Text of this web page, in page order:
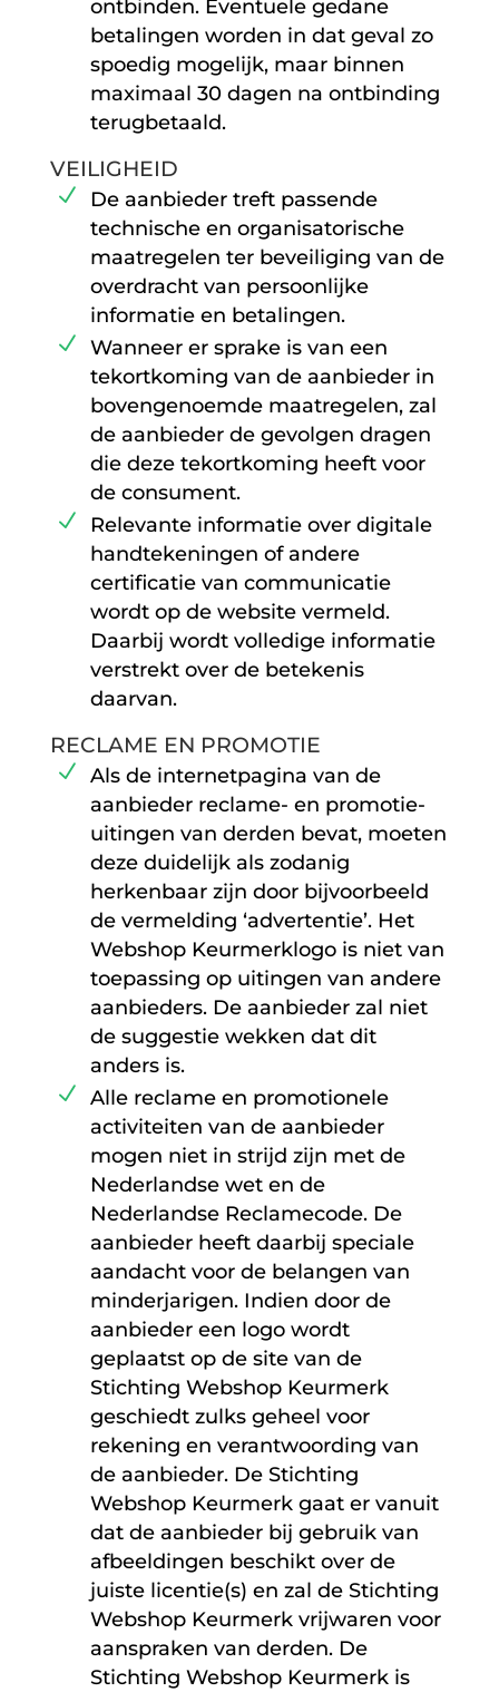
ontbinden. Eventuele gedane
betalingen worden in dat geval zo
spoedig mogelijk, maar binnen
maximaal 30 dagen na ontbinding
terugbetaald.
VEILIGHEID
De aanbieder treft passende
technische en organisatorische
maatregelen ter beveiliging van de
overdracht van persoonlijke
informatie en betalingen.
Wanneer er sprake is van een
tekortkoming van de aanbieder in
bovengenoemde maatregelen, zal
de aanbieder de gevolgen dragen
die deze tekortkoming heeft voor
de consument.
Relevante informatie over digitale
handtekeningen of andere
certificatie van communicatie
wordt op de website vermeld.
Daarbij wordt volledige informatie
verstrekt over de betekenis
daarvan.
RECLAME EN PROMOTIE
Als de internetpagina van de
aanbieder reclame- en promotie-
uitingen van derden bevat, moeten
deze duidelijk als zodanig
herkenbaar zijn door bijvoorbeeld
de vermelding ‘advertentie’. Het
Webshop Keurmerklogo is niet van
toepassing op uitingen van andere
aanbieders. De aanbieder zal niet
de suggestie wekken dat dit
anders is.
Alle reclame en promotionele
activiteiten van de aanbieder
mogen niet in strijd zijn met de
Nederlandse wet en de
Nederlandse Reclamecode. De
aanbieder heeft daarbij speciale
aandacht voor de belangen van
minderjarigen. Indien door de
aanbieder een logo wordt
geplaatst op de site van de
Stichting Webshop Keurmerk
geschiedt zulks geheel voor
rekening en verantwoording van
de aanbieder. De Stichting
Webshop Keurmerk gaat er vanuit
dat de aanbieder bij gebruik van
afbeeldingen beschikt over de
juiste licentie(s) en zal de Stichting
Webshop Keurmerk vrijwaren voor
aanspraken van derden. De
Stichting Webshop Keurmerk is